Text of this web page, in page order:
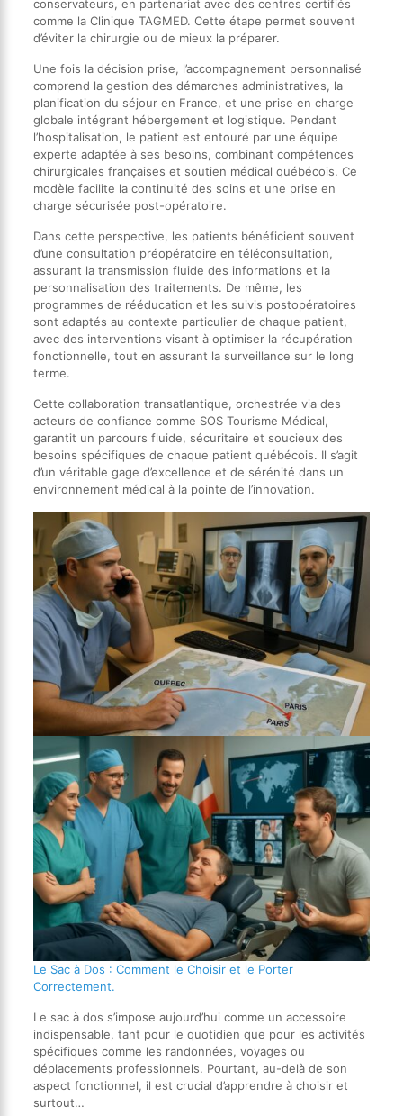
conservateurs, en partenariat avec des centres certifiés
comme la Clinique TAGMED. Cette étape permet souvent
d’éviter la chirurgie ou de mieux la préparer.
Une fois la décision prise, l’accompagnement personnalisé
comprend la gestion des démarches administratives, la
planification du séjour en France, et une prise en charge
globale intégrant hébergement et logistique. Pendant
l’hospitalisation, le patient est entouré par une équipe
experte adaptée à ses besoins, combinant compétences
chirurgicales françaises et soutien médical québécois. Ce
modèle facilite la continuité des soins et une prise en
charge sécurisée post-opératoire.
Dans cette perspective, les patients bénéficient souvent
d’une consultation préopératoire en téléconsultation,
assurant la transmission fluide des informations et la
personnalisation des traitements. De même, les
programmes de rééducation et les suivis postopératoires
sont adaptés au contexte particulier de chaque patient,
avec des interventions visant à optimiser la récupération
fonctionnelle, tout en assurant la surveillance sur le long
terme.
Cette collaboration transatlantique, orchestrée via des
acteurs de confiance comme SOS Tourisme Médical,
garantit un parcours fluide, sécuritaire et soucieux des
besoins spécifiques de chaque patient québécois. Il s’agit
d’un véritable gage d’excellence et de sérénité dans un
environnement médical à la pointe de l’innovation.
Le Sac à Dos : Comment le Choisir et le Porter
Correctement.
Le sac à dos s’impose aujourd’hui comme un accessoire
indispensable, tant pour le quotidien que pour les activités
spécifiques comme les randonnées, voyages ou
déplacements professionnels. Pourtant, au-delà de son
aspect fonctionnel, il est crucial d’apprendre à choisir et
surtout…